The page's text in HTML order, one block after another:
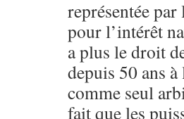
représentée
pour l’intérêt
a plus le droit
depuis 50 ans
comme seul
fait que les